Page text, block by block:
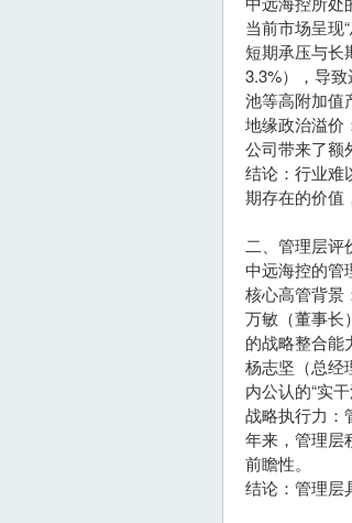
当前市场呈现
短期承压与长
3.3%），导
池等高附加值
地缘政治溢价
公司带来了额
结论：行业难
期存在的价值
二、管理层评
中远海控的管
核心高管背景
万敏（董事长
的战略整合能
杨志坚（总经
内公认的“实
战略执行力：
年来，管理层
前瞻性。
结论：管理层